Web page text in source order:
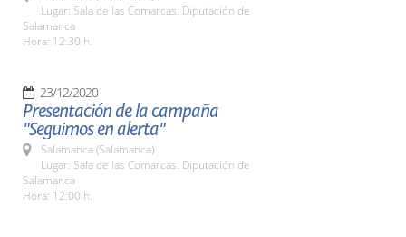
Lugar: Sala de las Comarcas. Diputación de
Salamanca
Hora: 12:30 h.
23/12/2020
Presentación de la campaña
"Seguimos en alerta"
Salamanca (Salamanca)
Lugar: Sala de las Comarcas. Diputación de
Salamanca
Hora: 12:00 h.